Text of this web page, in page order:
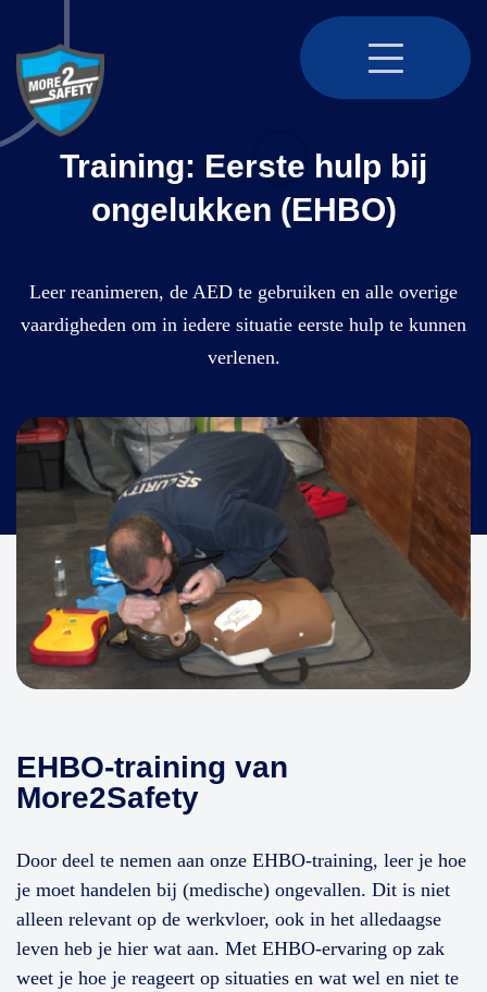
Training: Eerste hulp bij
ongelukken (EHBO)
Leer reanimeren, de AED te gebruiken en alle overige
vaardigheden om in iedere situatie eerste hulp te kunnen
verlenen.
EHBO-training van
More2Safety
Door deel te nemen aan onze EHBO-training, leer je hoe
je moet handelen bij (medische) ongevallen. Dit is niet
alleen relevant op de werkvloer, ook in het alledaagse
leven heb je hier wat aan. Met EHBO-ervaring op zak
weet je hoe je reageert op situaties en wat wel en niet te